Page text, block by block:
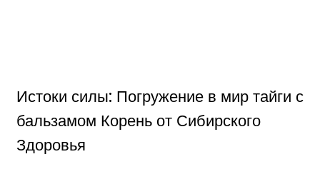
Истоки силы: Погружение в мир тайги с
бальзамом Корень от Сибирского
Здоровья